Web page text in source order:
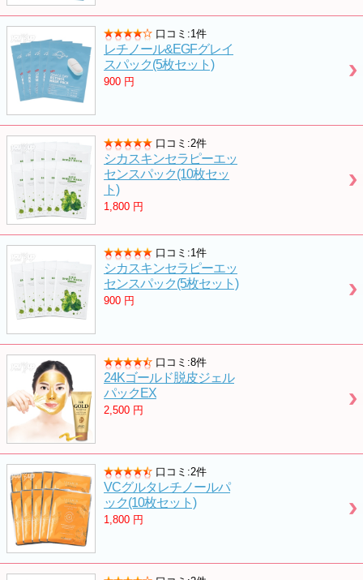
口コミ:1件
レチノール&EGFグレイ
スパック(5枚セット)
900 円
口コミ:2件
シカスキンセラピーエッ
センスパック(10枚セッ
ト)
1,800 円
口コミ:1件
シカスキンセラピーエッ
センスパック(5枚セット)
900 円
口コミ:8件
24Kゴールド脱皮ジェル
パックEX
2,500 円
口コミ:2件
VCグルタレチノールパ
ック(10枚セット)
1,800 円